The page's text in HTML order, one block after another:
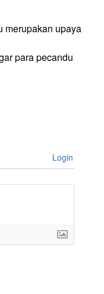
merupakan upaya
para pecandu
Login